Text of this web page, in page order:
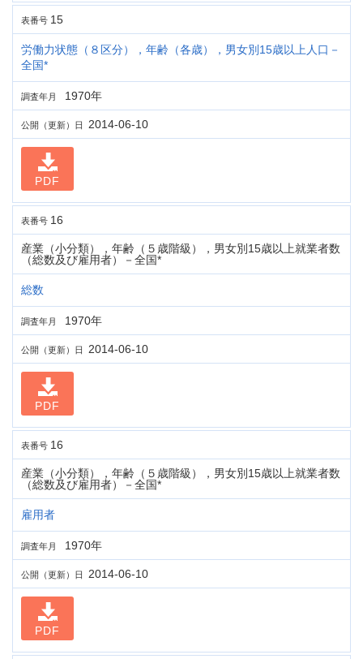
表番号 15
労働力状態（８区分），年齢（各歳），男女別15歳以上人口－
全国*
調査年月 1970年
公開（更新）日 2014-06-10
PDF
表番号 16
産業（小分類），年齢（５歳階級），男女別15歳以上就業者数
（総数及び雇用者）－全国*
総数
調査年月 1970年
公開（更新）日 2014-06-10
PDF
表番号 16
産業（小分類），年齢（５歳階級），男女別15歳以上就業者数
（総数及び雇用者）－全国*
雇用者
調査年月 1970年
公開（更新）日 2014-06-10
PDF